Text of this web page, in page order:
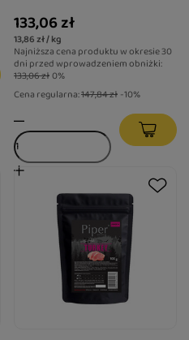
133,06 zł
13,86 zł / kg
Najniższa cena produktu w okresie 30
dni przed wprowadzeniem obniżki:
133,06 zł0%
Cena regularna:147,84 zł -10%